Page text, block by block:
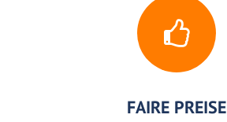
FAIRE PREISE